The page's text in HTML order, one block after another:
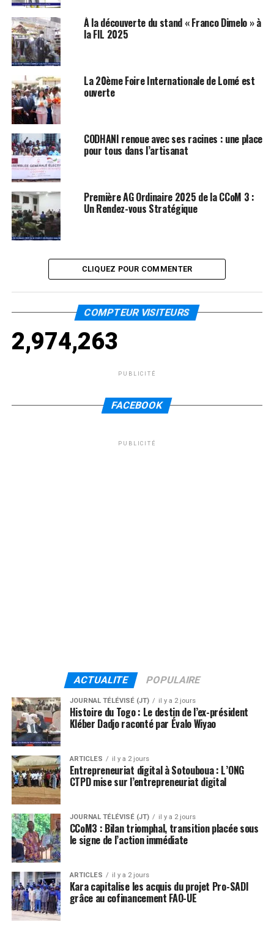
À la découverte du stand « Franco Dimelo » à
la FIL 2025
La 20ème Foire Internationale de Lomé est
ouverte
CODHANI renoue avec ses racines : une place
pour tous dans l’artisanat
Première AG Ordinaire 2025 de la CCoM 3 :
Un Rendez-vous Stratégique
CLIQUEZ POUR COMMENTER
COMPTEUR VISITEURS
2,974,263
PUBLICITÉ
FACEBOOK
PUBLICITÉ
ACTUALITE POPULAIRE
JOURNAL TÉLÉVISÉ (JT) il y a 2 jours
Histoire du Togo : Le destin de l’ex-président
Kléber Dadjo raconté par Évalo Wiyao
ARTICLES il y a 2 jours
Entrepreneuriat digital à Sotouboua : L’ONG
CTPD mise sur l’entrepreneuriat digital
JOURNAL TÉLÉVISÉ (JT) il y a 2 jours
CCoM3 : Bilan triomphal, transition placée sous
le signe de l’action immédiate
ARTICLES il y a 2 jours
Kara capitalise les acquis du projet Pro-SADI
grâce au cofinancement FAO-UE